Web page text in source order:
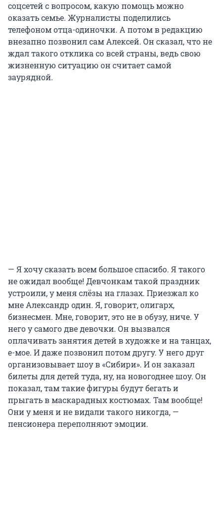
соцсетей с вопросом, какую помощь можно
оказать семье. Журналисты поделились
телефоном отца-одиночки. А потом в редакцию
внезапно позвонил сам Алексей. Он сказал, что не
ждал такого отклика со всей страны, ведь свою
жизненную ситуацию он считает самой
заурядной.
— Я хочу сказать всем большое спасибо. Я такого
не ожидал вообще! Девчонкам такой праздник
устроили, у меня слёзы на глазах. Приезжал ко
мне Александр один. Я, говорит, олигарх,
бизнесмен. Мне, говорит, это не в обузу, ниче. У
него у самого две девочки. Он вызвался
оплачивать занятия детей в художке и на танцах,
е-мое. И даже позвонил потом другу. У него друг
организовывает шоу в «Сибири». И он заказал
билеты для детей туда, ну, на новогоднее шоу. Он
показал, там такие фигуры будут бегать и
прыгать в маскарадных костюмах. Там вообще!
Они у меня и не видали такого никогда, —
пенсионера переполняют эмоции.